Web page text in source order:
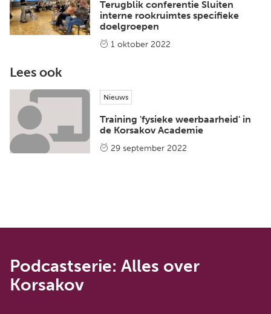
Terugblik conferentie Sluiten
interne rookruimtes specifieke
doelgroepen
1 oktober 2022
Lees ook
Nieuws
Training 'fysieke weerbaarheid' in
de Korsakov Academie
29 september 2022
Podcastserie: Alles over
Korsakov